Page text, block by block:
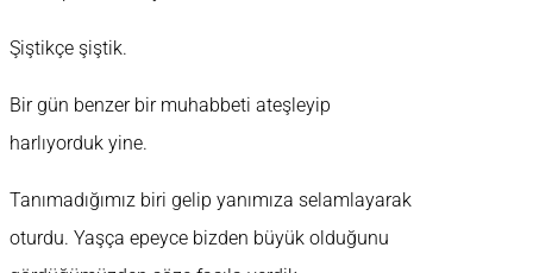
Şiştikçe şiştik.
Bir gün benzer bir muhabbeti ateşleyip
harlıyorduk yine.
Tanımadığımız biri gelip yanımıza selamlayarak
oturdu. Yaşça epeyce bizden büyük olduğunu